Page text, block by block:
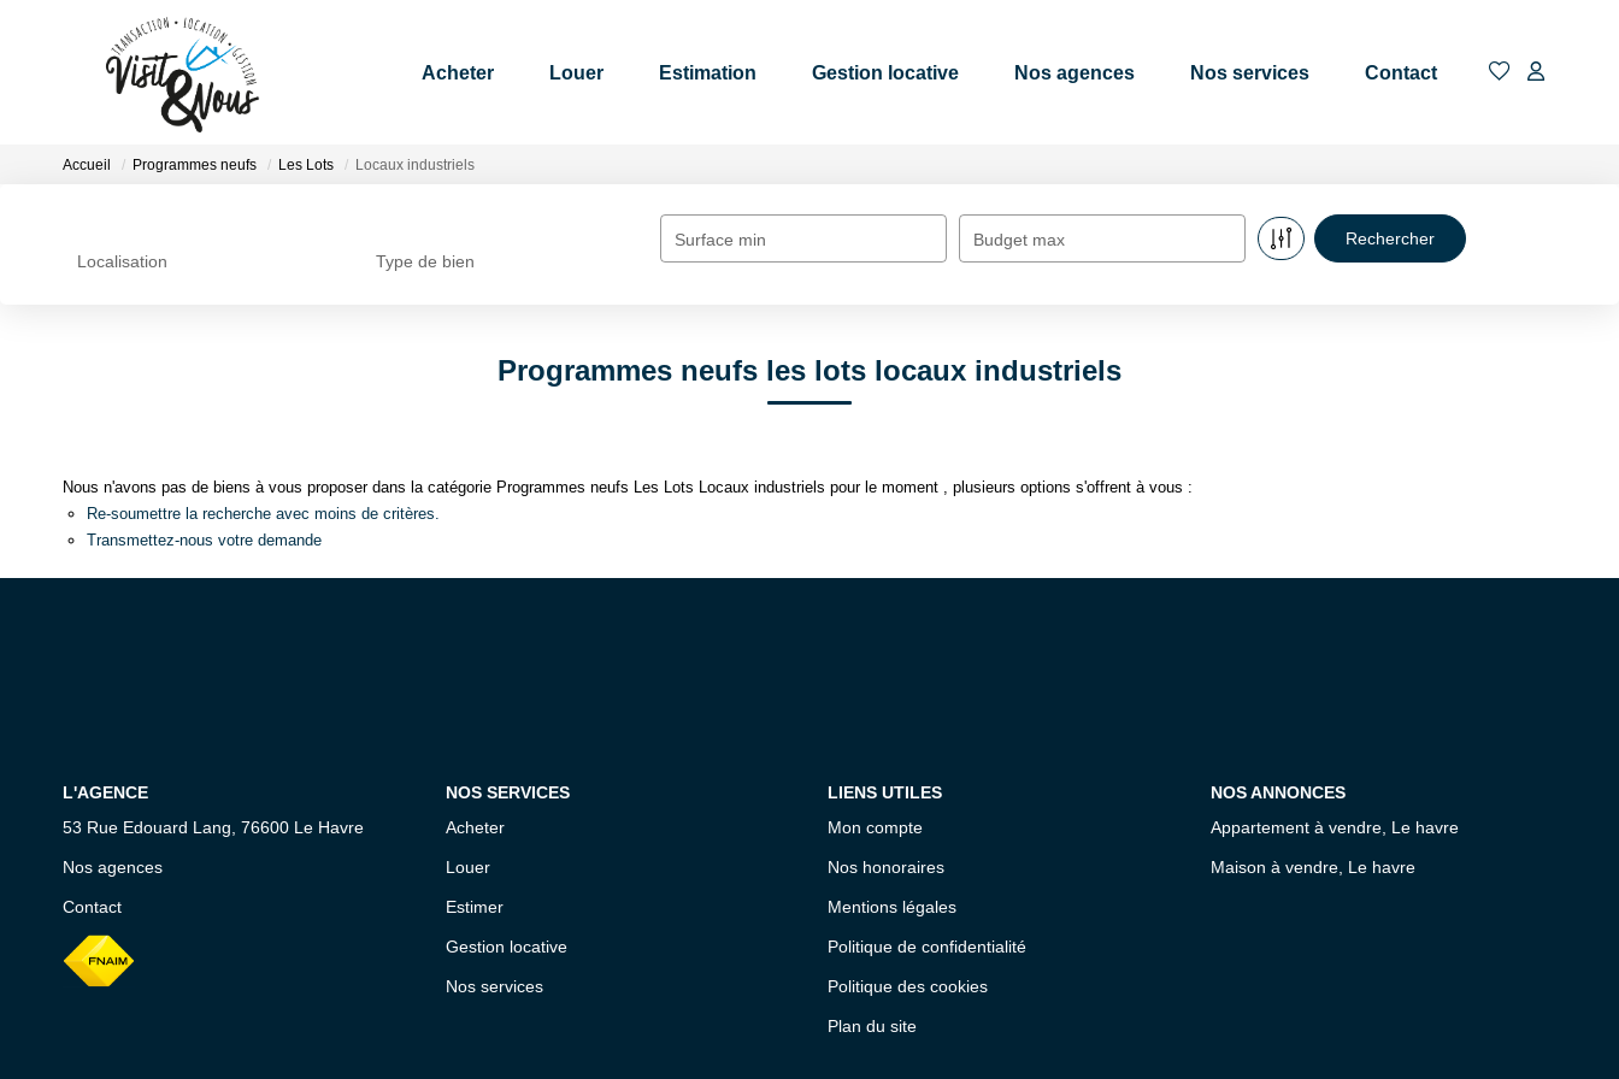
Acheter Louer Estimation Gestion locative Nos agences Nos services Contact
Accueil Programmes neufs Les Lots Locaux industriels
Localisation Type de bien
Surface min Budget max
Programmes neufs les lots locaux industriels
Nous n'avons pas de biens à vous proposer dans la catégorie Programmes neufs Les Lots Locaux industriels pour le moment , plusieurs options s'offrent à vous :
Re-soumettre la recherche avec moins de critères.
Transmettez-nous votre demande
L'AGENCE
53 Rue Edouard Lang, 76600 Le Havre
Nos agences
Contact
NOS SERVICES
Acheter
Louer
Estimer
Gestion locative
Nos services
LIENS UTILES
Mon compte
Nos honoraires
Mentions légales
Politique de confidentialité
Politique des cookies
Plan du site
NOS ANNONCES
Appartement à vendre, Le havre
Maison à vendre, Le havre